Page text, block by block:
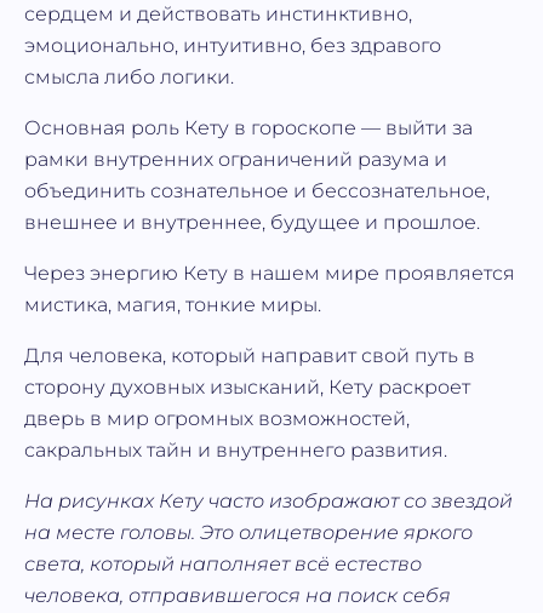
сердцем и действовать инстинктивно,
эмоционально, интуитивно, без здравого
смысла либо логики.
Основная роль Кету в гороскопе — выйти за
рамки внутренних ограничений разума и
объединить сознательное и бессознательное,
внешнее и внутреннее, будущее и прошлое.
Через энергию Кету в нашем мире проявляется
мистика, магия, тонкие миры.
Для человека, который направит свой путь в
сторону духовных изысканий, Кету раскроет
дверь в мир огромных возможностей,
сакральных тайн и внутреннего развития.
На рисунках Кету часто изображают со звездой
на месте головы. Это олицетворение яркого
света, который наполняет всё естество
человека, отправившегося на поиск себя